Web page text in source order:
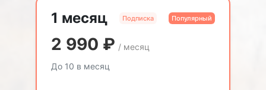
1 месяц Подписка Популярный
2 990 ₽ / месяц
До 10 в месяц